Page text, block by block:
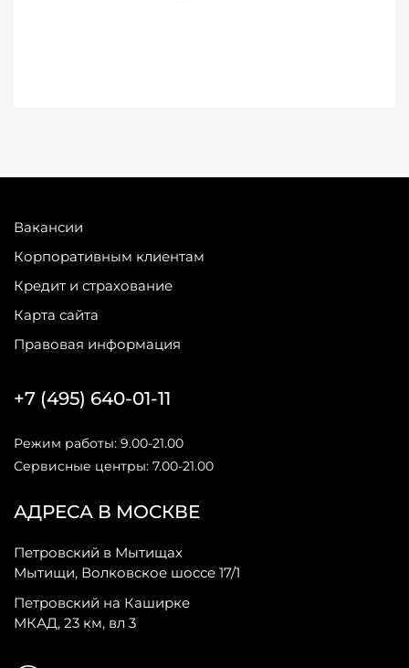
Вакансии
Корпоративным клиентам
Кредит и страхование
Карта сайта
Правовая информация
АДРЕСА В МОСКВЕ
Петровский в Мытищах
Мытищи, Волковское шоссе 17/1
Петровский на Каширке
МКАД, 23 км, вл 3
+7 (495) 640-01-11
Режим работы: 9.00-21.00
Сервисные центры: 7.00-21.00